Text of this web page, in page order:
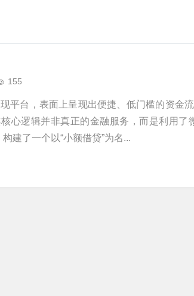
155
平台，表面上呈现出便捷、低门槛的资金
心逻辑并非真正的金融服务，而是利用了
构建了一个以“小额借贷”为名...